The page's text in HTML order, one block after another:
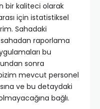
bir kaliteci olarak
için istatistiksel
Sahadaki
sahadan raporlama
bu
sonra
mevcut personel
ve bu detaydaki
bağlı.